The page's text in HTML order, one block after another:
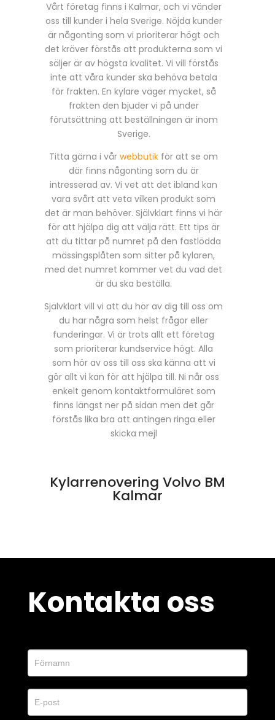
Vårt företag finns i Kalmar, och vi vänder
oss till kunder i hela Sverige. Nöjda kunder
är någonting som vi prioriterar högt och
det kräver förstås att produkterna som vi
säljer är av högsta kvalitet. Vi vill förstås
inte att våra kunder ska behöva betala
för frakten. En kylare väger mycket, så
frakten den bjuder vi på under
förutsättning att beställningen är inom
Sverige.
Titta gärna i vårwebbutik för att se om
där finns någonting som du är
intresserad av. Vi vet att det ibland kan
vara svårt att veta vilken produkt som
det är man behöver. Självklart finns vi här
för att hjälpa dig att välja rätt. Ett tips är
att du tittar på numret på den fastlödda
mässingsplåten som sitter på kylaren,
med det numret kommer vet du vad det
är du ska beställa.
Självklart vill vi att du hör av dig till oss om
du har några som helst frågor eller
funderingar. Vi är trots allt ett företag
som prioriterar kundservice högt. Alla
som hör av oss till oss ska känna att vi
gör allt vi kan för att hjälpa till. Ni når oss
enkelt genom kontaktformuläret som
finns längst ner på sidan men det går
förstås lika bra att antingen ringa eller
skicka mejl
Kylarrenovering Volvo BM
Kalmar
Kontakta oss
ä